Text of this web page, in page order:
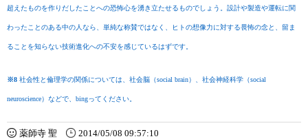
超えたものを作りだしたことへの恐怖心を湧き立たせるものでしょう。設計や製造や運転に関
わったことのある中の人なら、単純な称賛ではなく、ヒトの想像力に対する畏怖の念と、留ま
ることを知らない技術進化への不安を感じているはずです。
※8 社会性と倫理学の関係については、社会脳（social brain）、社会神経科学（social
neuroscience）などで、bingってください。
薬師寺 聖 2014/05/08 09:57:10